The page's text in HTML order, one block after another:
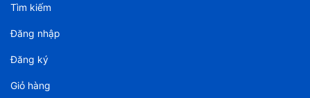
Tìm kiếm
Đăng nhập
Đăng ký
Giỏ hàng